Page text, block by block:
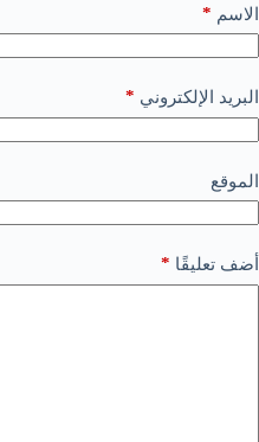
الاسم *
البريد الإلكتروني *
الموقع
أضف تعليقًا *